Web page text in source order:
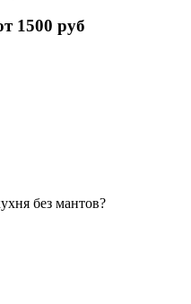
1500 руб
без мантов?